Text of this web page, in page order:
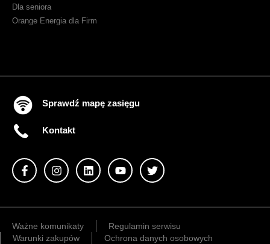
Dla seniora
Orange Energia dla Firm
Sprawdź mapę zasięgu
Kontakt
Ważne komunikaty
Regulamin serwisu
Warunki zakupów
Ochrona danych osobowych